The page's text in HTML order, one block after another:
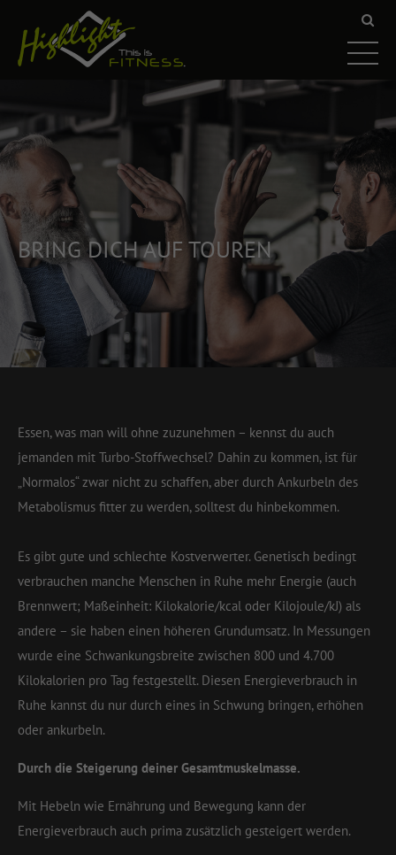
BRING DICH AUF TOUREN
Essen, was man will ohne zuzunehmen – kennst du auch
jemanden mit Turbo-Stoffwechsel? Dahin zu kommen, ist für
„Normalos“ zwar nicht zu schaffen, aber durch Ankurbeln des
Metabolismus fitter zu werden, solltest du hinbekommen.
Es gibt gute und schlechte Kostverwerter. Genetisch bedingt
verbrauchen manche Menschen in Ruhe mehr Energie (auch
Brennwert; Maßeinheit: Kilokalorie/kcal oder Kilojoule/kJ) als
andere – sie haben einen höheren Grundumsatz. In Messungen
wurde eine Schwankungsbreite zwischen 800 und 4.700
Kilokalorien pro Tag festgestellt. Diesen Energieverbrauch in
Ruhe kannst du nur durch eines in Schwung bringen, erhöhen
oder ankurbeln.
Durch die Steigerung deiner Gesamtmuskelmasse.
Mit Hebeln wie Ernährung und Bewegung kann der
Energieverbrauch auch prima zusätzlich gesteigert werden.